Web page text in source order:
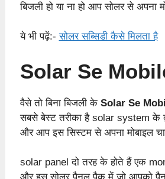
बिजली हो या ना हो आप सोलर से अपना
ये भी पढ़ें:-सोलर सब्सिडी कैसे मिलता है
Solar Se
वैसे तो बिना बिजली के Solar Se
सबसे बेस्ट तरीका है solar system के
और आप इस सिस्टम से अपना मोबाइल
solar panel दो तरह के होते हैं एक